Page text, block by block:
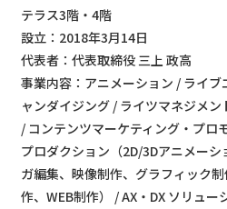
テラス3階・4階
設立：2018年3月14日
代表者：代表取締役 三上 政高
事業内容：アニメーション / ライ
ャンダイジング / ライツマネジメ
/ コンテンツマーケティング・プロ
プロダクション（2D/3Dアニメー
ガ編集、映像制作、グラフィック
作、WEB制作） / AX・DX ソリュー